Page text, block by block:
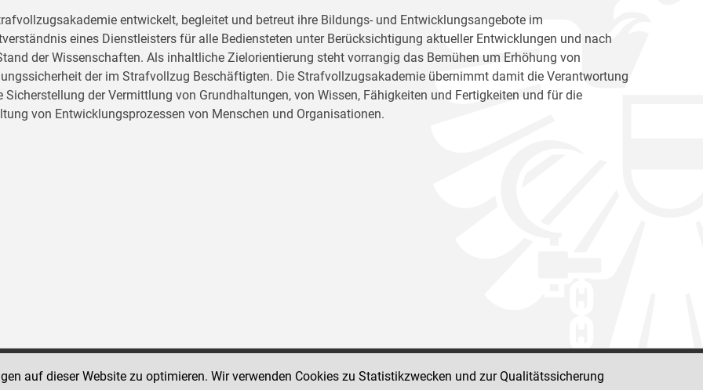
entwickelt, begleitet und betreut ihre Bildungs- und Entwicklungsangebote im
eines Dienstleisters für alle Bediensteten unter Berücksichtigung aktueller Entwicklungen und nach
der Wissenschaften. Als inhaltliche Zielorientierung steht vorrangig das Bemühen um Erhöhung von
der im Strafvollzug Beschäftigten. Die Strafvollzugsakademie übernimmt damit die Verantwortung
Sicherstellung der Vermittlung von Grundhaltungen, von Wissen, Fähigkeiten und Fertigkeiten und für die
von Entwicklungsprozessen von Menschen und Organisationen.
Social Media Kanäle
auf dieser Website zu optimieren. Wir verwenden Cookies zu Statistikzwecken und zur Qualitätssicherung